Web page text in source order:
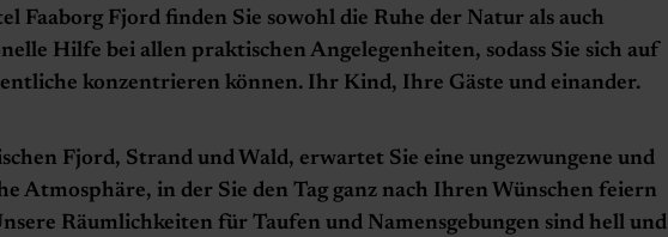
Faaborg Fjord finden Sie sowohl die Ruhe der Natur als auch
Hilfe bei allen praktischen Angelegenheiten, sodass Sie sich auf
konzentrieren können. Ihr Kind, Ihre Gäste und einander.
Fjord, Strand und Wald, erwartet Sie eine ungezwungene und
Atmosphäre, in der Sie den Tag ganz nach Ihren Wünschen feiern
Räumlichkeiten für Taufen und Namensgebungen sind hell und